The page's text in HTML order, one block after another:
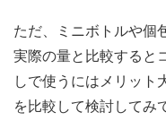
ただ、ミニボトルや個
実際の量と比較すると
しで使うにはメリット
を比較して検討してみ